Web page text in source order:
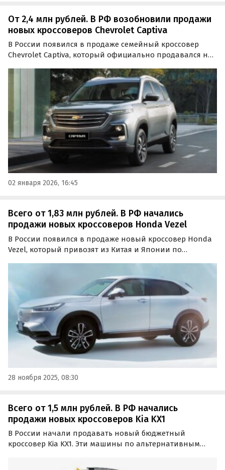
От 2,4 млн рублей. В РФ возобновили продажи
новых кроссоверов Chevrolet Captiva
В России появился в продаже семейный кроссовер
Chevrolet Captiva, который официально продавался на
основном под заказ и стоит на одном из классифайдов
минимум 2 400 000 рублей, сообщают…
02 января 2026, 16:45
Всего от 1,83 млн рублей. В РФ начались
продажи новых кроссоверов Honda Vezel
В России появился в продаже новый кроссовер Honda
Vezel, который привозят из Китая и Японии по
рублей, сообщает портал «Автоновости дня».
28 ноября 2025, 08:30
Всего от 1,5 млн рублей. В РФ начались
продажи новых кроссоверов Kia KX1
В России начали продавать новый бюджетный
кроссовер Kia KX1. Эти машины по альтернативным
1 500 000 рублей, сообщает портал «Автоновости дня».